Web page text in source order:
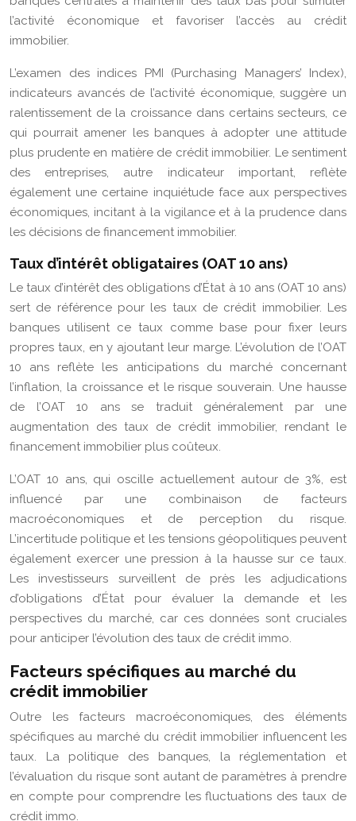
l’activité économique et favoriser l’accès au crédit
immobilier.
L’examen des indices PMI (Purchasing Managers’ Index),
indicateurs avancés de l’activité économique, suggère un
ralentissement de la croissance dans certains secteurs, ce
qui pourrait amener les banques à adopter une attitude
plus prudente en matière de crédit immobilier. Le sentiment
des entreprises, autre indicateur important, reflète
également une certaine inquiétude face aux perspectives
économiques, incitant à la vigilance et à la prudence dans
les décisions de financement immobilier.
Taux d’intérêt obligataires (OAT 10 ans)
Le taux d’intérêt des obligations d’État à 10 ans (OAT 10 ans)
sert de référence pour les taux de crédit immobilier. Les
banques utilisent ce taux comme base pour fixer leurs
propres taux, en y ajoutant leur marge. L’évolution de l’OAT
10 ans reflète les anticipations du marché concernant
l’inflation, la croissance et le risque souverain. Une hausse
de l’OAT 10 ans se traduit généralement par une
augmentation des taux de crédit immobilier, rendant le
financement immobilier plus coûteux.
L’OAT 10 ans, qui oscille actuellement autour de 3%, est
influencé par une combinaison de facteurs
macroéconomiques et de perception du risque.
L’incertitude politique et les tensions géopolitiques peuvent
également exercer une pression à la hausse sur ce taux.
Les investisseurs surveillent de près les adjudications
d’obligations d’État pour évaluer la demande et les
perspectives du marché, car ces données sont cruciales
pour anticiper l’évolution des taux de crédit immo.
Facteurs spécifiques au marché du
crédit immobilier
Outre les facteurs macroéconomiques, des éléments
spécifiques au marché du crédit immobilier influencent les
taux. La politique des banques, la réglementation et
l’évaluation du risque sont autant de paramètres à prendre
en compte pour comprendre les fluctuations des taux de
crédit immo.